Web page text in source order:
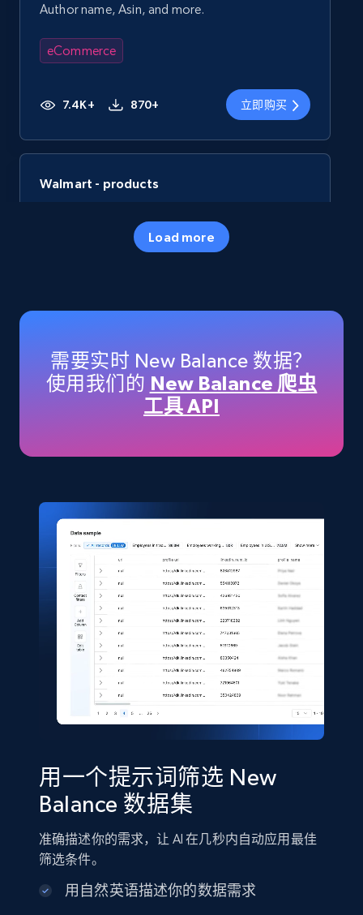
Author name, Asin, and more.
eCommerce
7.4K+ 870+ 立即购买
Walmart - products
Specifications, Image urls, Top reviews, and
price, Final price, Discount percent, and more.
eCommerce
5.4K+ 立即购买
Shein- Products
Product name, Description, Initial price, Final
price, Currency, In stock, Color, Size, and more.
eCommerce
2.8K+ 388+ 立即购买
Amazon sellers info
Seller id, URL, Seller name, Description, Detailed
info, Stars, Feedbacks, Return policy, and more.
Load more
需要实时 New Balance 数据？
使用我们的 New Balance 爬虫
工具 API
用一个提示词筛选 New
Balance 数据集
准确描述你的需求，让 AI 在几秒内自动应用最佳
筛选条件。
用自然英语描述你的数据需求